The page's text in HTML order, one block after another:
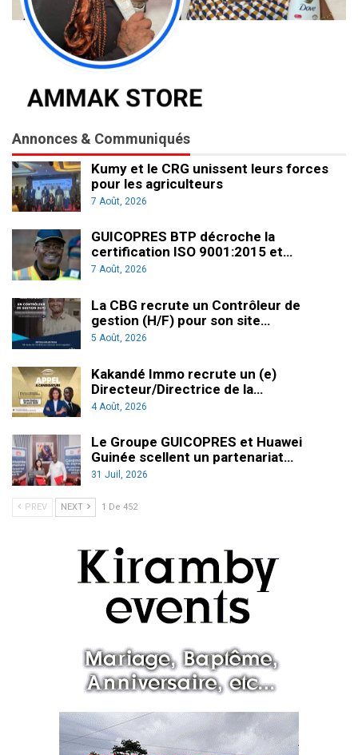
Annonces & Communiqués
Kumy et le CRG unissent leurs forces
pour les agriculteurs
7 Août, 2026
GUICOPRES BTP décroche la
certification ISO 9001:2015 et…
7 Août, 2026
La CBG recrute un Contrôleur de
gestion (H/F) pour son site…
5 Août, 2026
Kakandé Immo recrute un (e)
Directeur/Directrice de la…
4 Août, 2026
Le Groupe GUICOPRES et Huawei
Guinée scellent un partenariat…
31 Juil, 2026
PREV NEXT 1 De 452